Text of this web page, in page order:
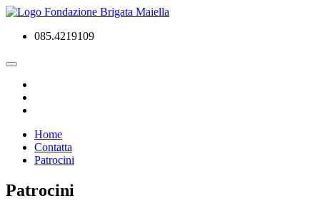
085.4219109
Home
Contatta
Patrocini
Patrocini